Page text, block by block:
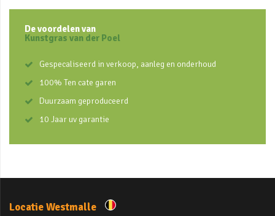
De voordelen van
Kunstgras van der Poel
Gespecaliseerd in verkoop, aanleg en onderhoud
100% Ten cate garen
Duurzaam geproduceerd
10 Jaar uv garantie
Locatie Westmalle